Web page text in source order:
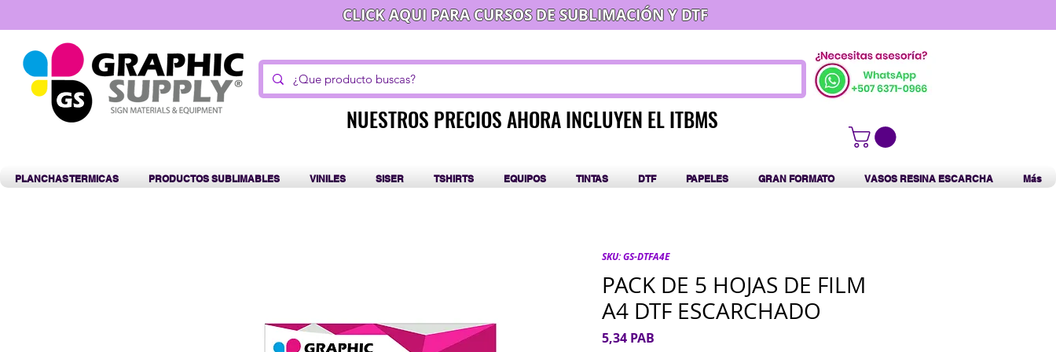
CLICK AQUI PARA CURSOS DE SUBLIMACIÓN Y DTF
NUESTROS PRECIOS AHORA INCLUYEN EL ITBMS
NUESTROS PRECIOS AHORA INCLUYEN EL ITBMS
PLANCHAS TERMICAS PRODUCTOS SUBLIMABLES VINILES SISER TSHIRTS EQUIPOS TINTAS DTF PAPELES GRAN FORMATO VASOS RESINA ESCARCHA Más
SKU: GS-DTFA4E
PACK DE 5 HOJAS DE FILM
A4 DTF ESCARCHADO
5,34 PAB